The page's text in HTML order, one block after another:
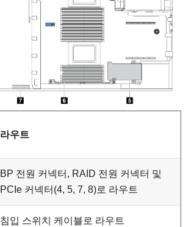
라우트
BP 전원 커넥터, RAID 전원 커넥터 및
PCIe 커넥터(4, 5, 7, 8)로 라우트
침입 스위치 케이블로 라우트